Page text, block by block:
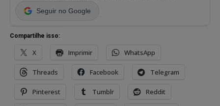
Seguir no Google
Compartilhe isso:
X Imprimir WhatsApp
Threads Facebook Telegram
Pinterest Tumblr Reddit